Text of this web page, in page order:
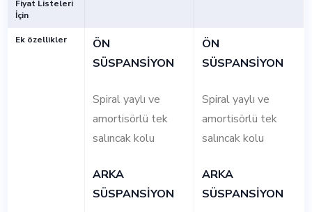
Fiyat Listeleri
İçin
Ek özellikler
ÖN
SÜSPANSİYON
Spiral yaylı ve
amortisörlü tek
salıncak kolu
ARKA
SÜSPANSİYON
ÖN
SÜSPANSİYON
Spiral yaylı ve
amortisörlü tek
salıncak kolu
ARKA
SÜSPANSİYON